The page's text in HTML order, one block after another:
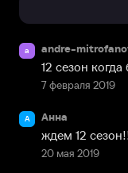
a andre-
7 февраля 2019
12 сезон когда
А Анна
20 мая 2019
ждем 12